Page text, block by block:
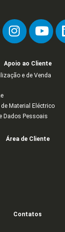
Apoio ao Cliente
e de Venda
Material Eléctrico
Dados Pessoais
Área de Cliente
Contatos